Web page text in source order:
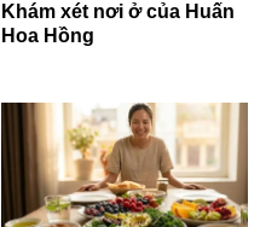
Khám xét nơi ở của Huấn
Hoa Hồng